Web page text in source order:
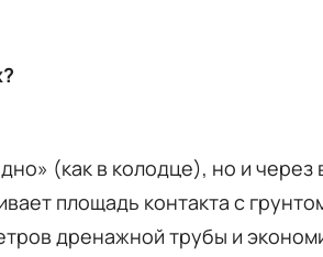
(как в колодце), но и через
площадь контакта с
дренажной трубы и